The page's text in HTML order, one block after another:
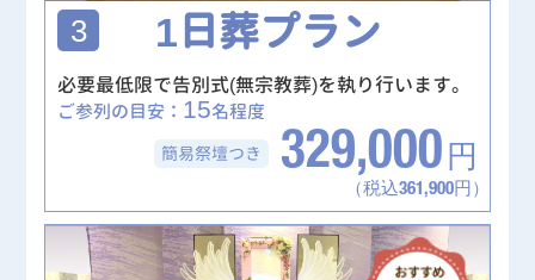
3 1日葬プラン
必要最低限で告別式(無宗教葬)を執り行います。
ご参列の目安： 15名程度
簡易祭壇つき 329,000 円
（税込361,900円）